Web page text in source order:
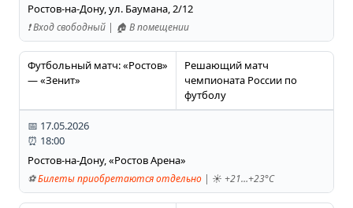
Ростов-на-Дону, ул. Баумана, 2/12
❗️ Вход свободный | 🏠 В помещении
Футбольный матч: «Ростов»
— «Зенит»
Решающий матч
чемпионата России по
футболу
📅 17.05.2026
⏰ 18:00
Ростов-на-Дону, «Ростов Арена»
⚽Билеты приобретаются отдельно| ☀️ +21…+23°C